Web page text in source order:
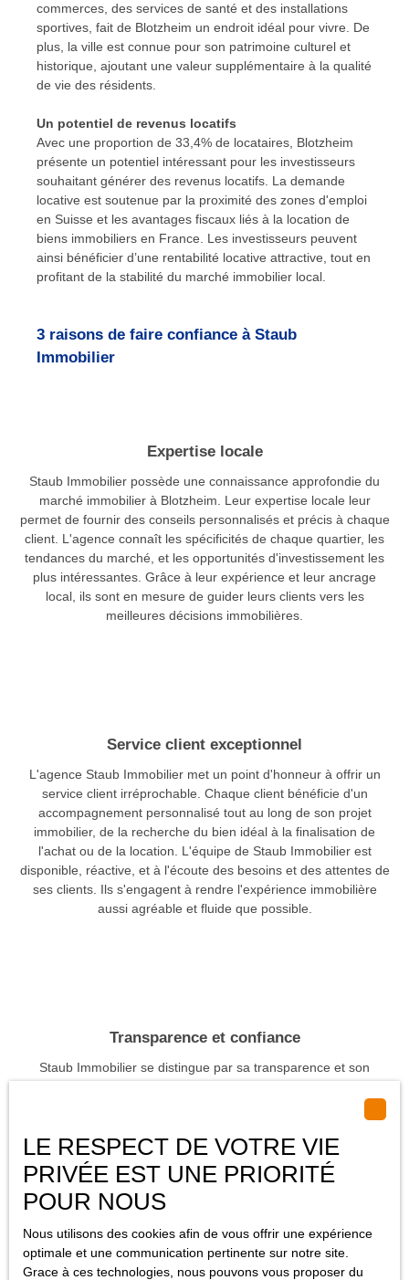
commerces, des services de santé et des installations
sportives, fait de Blotzheim un endroit idéal pour vivre. De
plus, la ville est connue pour son patrimoine culturel et
historique, ajoutant une valeur supplémentaire à la qualité
de vie des résidents.
Un potentiel de revenus locatifs
Avec une proportion de 33,4% de locataires, Blotzheim
présente un potentiel intéressant pour les investisseurs
souhaitant générer des revenus locatifs. La demande
locative est soutenue par la proximité des zones d'emploi
en Suisse et les avantages fiscaux liés à la location de
biens immobiliers en France. Les investisseurs peuvent
ainsi bénéficier d’une rentabilité locative attractive, tout en
profitant de la stabilité du marché immobilier local.
3 raisons de faire confiance à Staub
Immobilier
Expertise locale
Staub Immobilier possède une connaissance approfondie du
marché immobilier à Blotzheim. Leur expertise locale leur
permet de fournir des conseils personnalisés et précis à chaque
client. L'agence connaît les spécificités de chaque quartier, les
tendances du marché, et les opportunités d'investissement les
plus intéressantes. Grâce à leur expérience et leur ancrage
local, ils sont en mesure de guider leurs clients vers les
meilleures décisions immobilières.
Service client exceptionnel
L'agence Staub Immobilier met un point d'honneur à offrir un
service client irréprochable. Chaque client bénéficie d'un
accompagnement personnalisé tout au long de son projet
immobilier, de la recherche du bien idéal à la finalisation de
l'achat ou de la location. L'équipe de Staub Immobilier est
disponible, réactive, et à l'écoute des besoins et des attentes de
ses clients. Ils s'engagent à rendre l'expérience immobilière
aussi agréable et fluide que possible.
Transparence et confiance
Staub Immobilier se distingue par sa transparence et son
précises, et honnêtes à ses clients, permettant ainsi de prendre
des décisions en toute confiance. Ils veillent à ce que chaque
transaction soit effectuée dans le respect des normes et des
réglementations en vigueur, garantissant ainsi une sécurité
juridique optimale. Leur objectif est de bâtir une relation de
confiance durable avec chaque client.
Nous contacter
LE RESPECT DE VOTRE VIE
PRIVÉE EST UNE PRIORITÉ
POUR NOUS
Nous utilisons des cookies afin de vous offrir une expérience
optimale et une communication pertinente sur notre site.
Grace à ces technologies, nous pouvons vous proposer du